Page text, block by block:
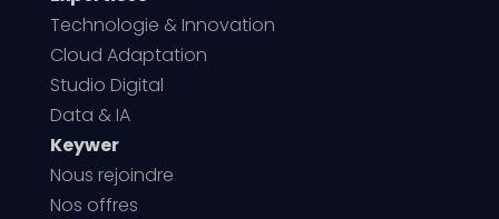
Technologie & Innovation
Cloud Adaptation
Studio Digital
Data & IA
Keywer
Nous rejoindre
Nos offres